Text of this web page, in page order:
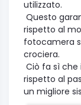
utilizzato.
Questo
rispetto al
fotocamera
crociera.
Ciò fa sì che
rispetto al
un migliore